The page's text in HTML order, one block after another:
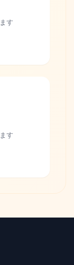
す
す